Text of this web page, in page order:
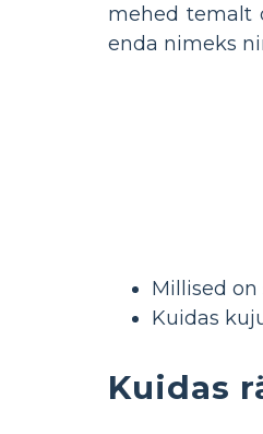
mehed temalt
enda nimeks
Millised
Kuidas
Kuidas